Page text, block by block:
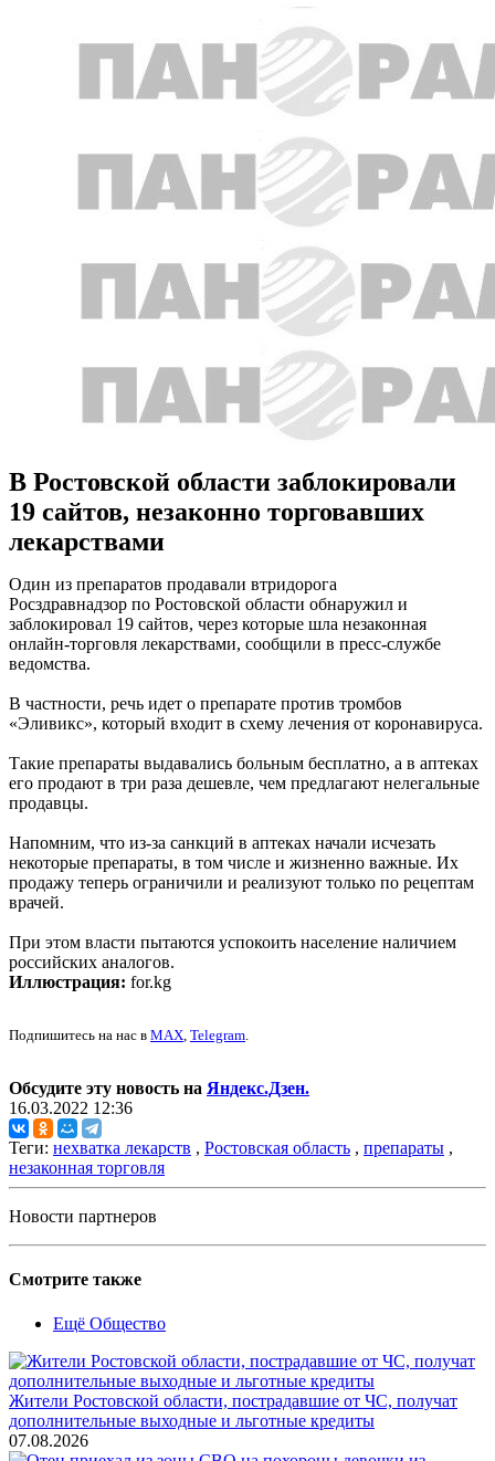
В Ростовской области заблокировали
19 сайтов, незаконно торговавших
лекарствами
Один из препаратов продавали втридорога
Росздравнадзор по Ростовской области обнаружил и
заблокировал 19 сайтов, через которые шла незаконная
онлайн-торговля лекарствами, сообщили в пресс-службе
ведомства.
В частности, речь идет о препарате против тромбов
«Эливикс», который входит в схему лечения от коронавируса.
Такие препараты выдавались больным бесплатно, а в аптеках
его продают в три раза дешевле, чем предлагают нелегальные
продавцы.
Напомним, что из-за санкций в аптеках начали исчезать
некоторые препараты, в том числе и жизненно важные. Их
продажу теперь ограничили и реализуют только по рецептам
врачей.
При этом власти пытаются успокоить население наличием
российских аналогов.
Иллюстрация: for.kg
Подпишитесь на нас в MAX, Telegram.
Обсудите эту новость на Яндекс.Дзен.
16.03.2022 12:36
Теги: нехватка лекарств , Ростовская область , препараты ,
незаконная торговля
Новости партнеров
Смотрите также
Ещё Общество
Жители Ростовской области, пострадавшие от ЧС, получат
дополнительные выходные и льготные кредиты
07.08.2026